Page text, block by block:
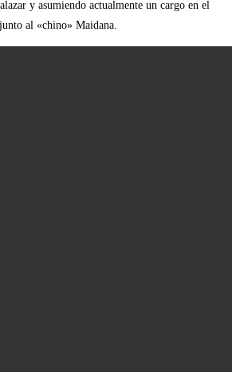
y asumiendo actualmente un cargo en el
al «chino» Maidana.